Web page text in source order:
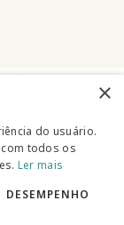
×
do usuário.
todos os
Ler mais
DESEMPENHO